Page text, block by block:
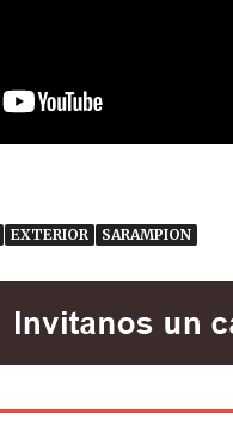
EXTERIOR SARAMPION